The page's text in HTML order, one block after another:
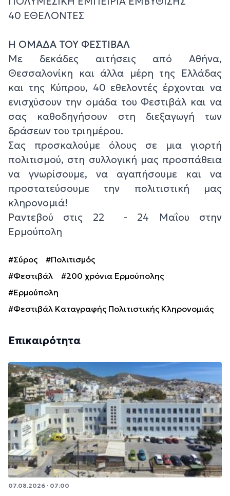
40 ΕΘΕΛΟΝΤΕΣ
Η ΟΜΑΔΑ ΤΟΥ ΦΕΣΤΙΒΑΛ
Με δεκάδες αιτήσεις από Αθήνα,
Θεσσαλονίκη και άλλα μέρη της Ελλάδας
και της Κύπρου, 40 εθελοντές έρχονται να
ενισχύσουν την ομάδα του Φεστιβάλ και να
σας καθοδηγήσουν στη διεξαγωγή των
δράσεων του τριημέρου.
Σας προσκαλούμε όλους σε μια γιορτή
πολιτισμού, στη συλλογική μας προσπάθεια
να γνωρίσουμε, να αγαπήσουμε και να
προστατεύσουμε την πολιτιστική μας
κληρονομιά!
Ραντεβού στις 22 - 24 Μαΐου στην
Ερμούπολη
#Σύρος
#Πολιτισμός
#Φεστιβάλ
#200 χρόνια Ερμούπολης
#Ερμούπολη
#Φεστιβάλ Καταγραφής Πολιτιστικής Κληρονομιάς
Επικαιρότητα
07.08.2026 · 07:00